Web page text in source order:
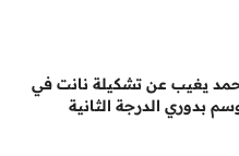
يغيب عن تشكيلة نانت في
بدوري الدرجة الثانية